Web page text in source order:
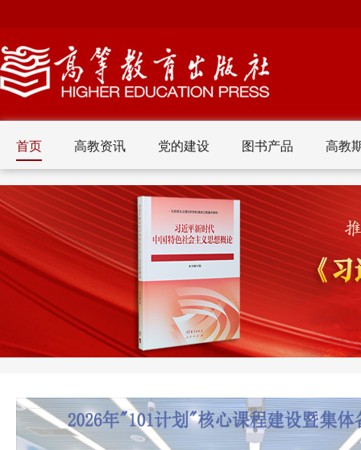
首页 高教资讯 党的建设 图书产品 高教